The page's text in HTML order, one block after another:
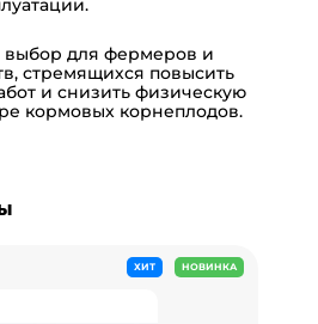
выбор для фермеров и
стремящихся повысить
и снизить физическую
кормовых корнеплодов.
ХИТ НОВИНКА